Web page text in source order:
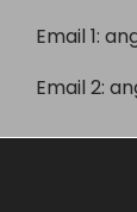
Email 1:
Email 2: